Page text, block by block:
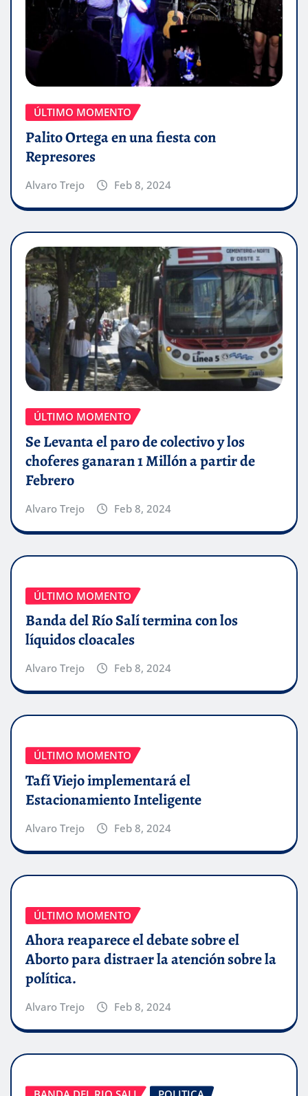
ÚLTIMO MOMENTO
Palito Ortega en una fiesta con
Represores
Alvaro Trejo Feb 8, 2024
ÚLTIMO MOMENTO
Se Levanta el paro de colectivo y los
choferes ganaran 1 Millón a partir de
Febrero
Alvaro Trejo Feb 8, 2024
ÚLTIMO MOMENTO
Banda del Río Salí termina con los
líquidos cloacales
Alvaro Trejo Feb 8, 2024
ÚLTIMO MOMENTO
Tafí Viejo implementará el
Estacionamiento Inteligente
Alvaro Trejo Feb 8, 2024
ÚLTIMO MOMENTO
Ahora reaparece el debate sobre el
Aborto para distraer la atención sobre la
política.
Alvaro Trejo Feb 8, 2024